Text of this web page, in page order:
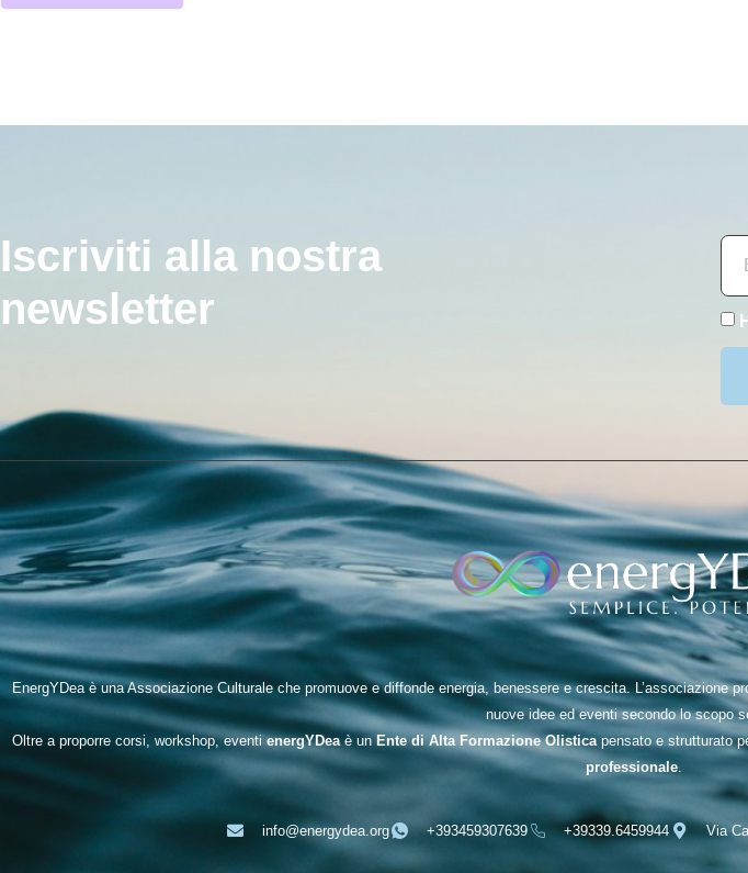
Iscriviti alla nostra
newsletter
EnergYDea è una Associazione Culturale che promuove e diffonde energia, benessere e crescita. L’associazione
nuove idee ed eventi secondo lo scopo
Oltre a proporre corsi, workshop, eventienergYDeaè unEnte di Alta Formazione Olistica pensato e strutturato
professionale
info@energydea.org +393459307639 +39339.6459944 Via